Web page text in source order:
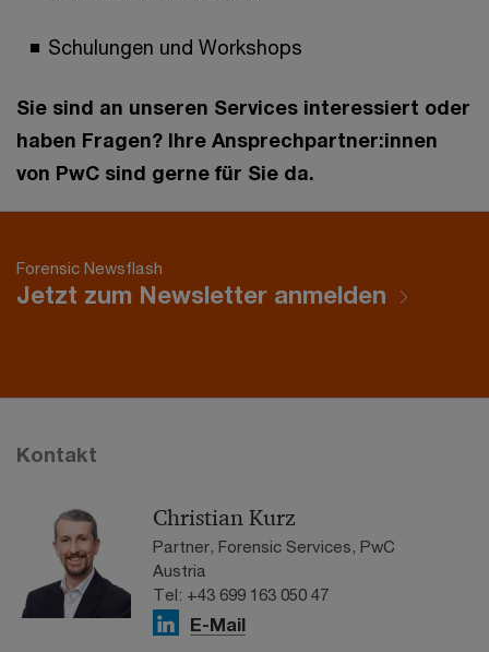
Schulungen und Workshops
Sie sind an unseren Services interessiert oder
haben Fragen? Ihre Ansprechpartner:innen
von PwC sind gerne für Sie da.
Forensic Newsflash
Jetzt zum Newsletter anmelden
Kontakt
Christian Kurz
Partner, Forensic Services, PwC
Austria
Tel: +43 699 163 050 47
E-Mail